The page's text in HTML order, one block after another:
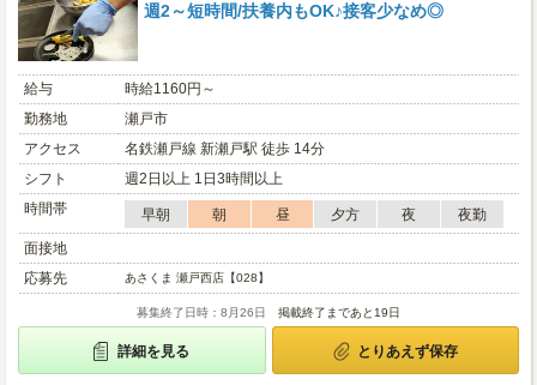
週2～短時間/扶養内もOK♪接客少なめ◎
給与
時給1160円～
勤務地
瀬戸市
アクセス
名鉄瀬戸線 新瀬戸駅 徒歩 14分
シフト
週2日以上 1日3時間以上
時間帯
早朝 朝 昼 夕方 夜
夜勤
面接地
応募先
あさくま 瀬戸西店【028】
募集終了日時：8月26日 掲載終了まであと19日
詳細を見る とりあえず保存